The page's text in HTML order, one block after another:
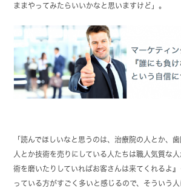
ままやってみたらいいかなと思いますけど」。
「読んでほしいなと思うのは、治療院の人とか、
人とか技術を売りにしている人たちは職人気質な
術を磨いたりしていればお客さんは来てくれるよ
っている方がすごく多いと感じるので、そういう